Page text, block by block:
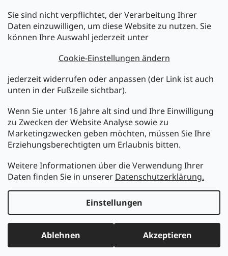
Sie sind nicht verpflichtet, der Verarbeitung Ihrer
Daten einzuwilligen, um diese Website zu nutzen. Sie
können Ihre Auswahl jederzeit unter
Cookie-Einstellungen ändern
jederzeit widerrufen oder anpassen (der Link ist auch
unten in der Fußzeile sichtbar).
Wenn Sie unter 16 Jahre alt sind und Ihre Einwilligung
zu Zwecken der Website Analyse sowie zu
Marketingzwecken geben möchten, müssen Sie Ihre
Erziehungsberechtigten um Erlaubnis bitten.
Weitere Informationen über die Verwendung Ihrer
Daten finden Sie in unserer Datenschutzerklärung.
Einstellungen
Ablehnen Akzeptieren
Newsletter abonnieren
Legen Sie Ihre E-Mail ein und wir werden Ihnen Informationen
über neue Produkte in unserem E-Shop zusenden.
E-Mail
Melden Sie sich jetzt für den mükra Newsletter an,
kostenlos und jederzeit kündbar! Mit der Anmeldung zum
Newsletter bestätigen Sie Ihr Einverständnis mit der
Datenschutzerklärung.
ANMELDEN
Copyright 2026MüKRA electronic Vertriebs GmbH. Alle
Rechte vorbehalten.
Cookie-Einstellungen ändern